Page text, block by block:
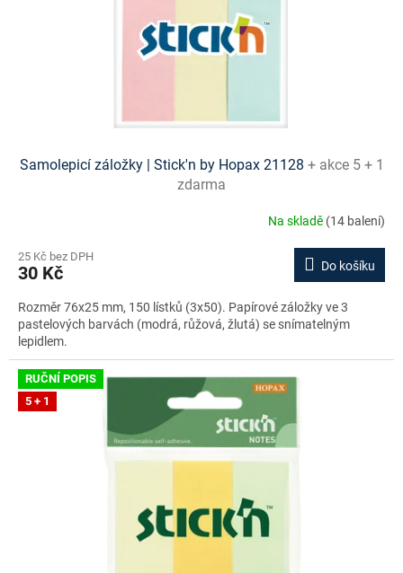
Samolepicí záložky | Stick'n by Hopax 21128 + akce 5 + 1
zdarma
Na skladě (14 balení)
25 Kč bez DPH
30 Kč Do košíku
Rozměr 76x25 mm, 150 lístků (3x50). Papírové záložky ve 3
pastelových barvách (modrá, růžová, žlutá) se snímatelným
lepidlem.
RUČNÍ POPIS
5 + 1